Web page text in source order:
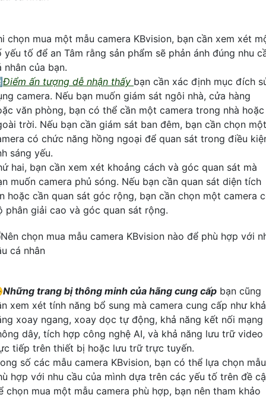
chọn mua một mẫu camera KBvision, bạn cần xem xét
yếu tố để an Tâm rằng sản phẩm sẽ phản ánh đúng nhu
nhân của bạn.
Điểm ấn tượng dễ nhận thấy bạn cần xác định mục đích
camera. Nếu bạn muốn giám sát ngôi nhà, cửa hàng
văn phòng, bạn có thể cần một camera trong nhà hoặc
trời. Nếu bạn cần giám sát ban đêm, bạn cần chọn một
có chức năng hồng ngoại để quan sát trong điều
sáng yếu.
hai, bạn cần xem xét khoảng cách và góc quan sát mà
muốn camera phủ sóng. Nếu bạn cần quan sát diện tích
hoặc cần quan sát góc rộng, bạn cần chọn một camera
phân giải cao và góc quan sát rộng.
Những trang bị thông minh của hãng cung cấp bạn cũng
xem xét tính năng bổ sung mà camera cung cấp như khả
xoay ngang, xoay dọc tự động, khả năng kết nối mạng
dây, tích hợp công nghệ AI, và khả năng lưu trữ video
tiếp trên thiết bị hoặc lưu trữ trực tuyến.
số các mẫu camera KBvision, bạn có thể lựa chọn mẫu
hợp với nhu cầu của mình dựa trên các yếu tố trên đề
chọn mua một mẫu camera phù hợp, bạn nên tham khảo